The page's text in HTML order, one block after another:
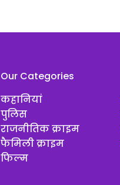
Our Categories
कहानियां
पुलिस
राजनीतिक क्राइम
फैमिली क्राइम
फिल्म